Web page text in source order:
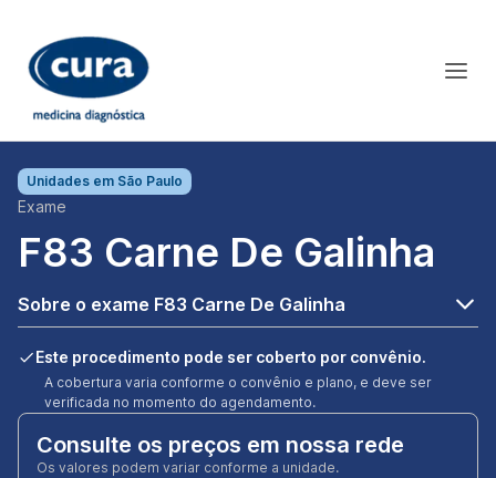
Unidades em São Paulo
Exame
F83 Carne De Galinha
Sobre o exame F83 Carne De Galinha
Este procedimento pode ser coberto por convênio.
A cobertura varia conforme o convênio e plano, e deve ser
verificada no momento do agendamento.
Consulte os preços em nossa rede
Os valores podem variar conforme a unidade.